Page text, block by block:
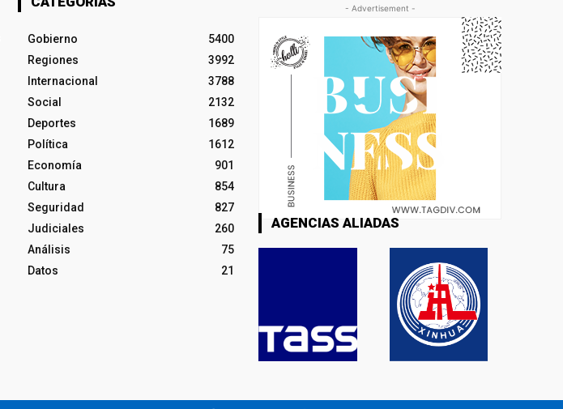
Gobierno
5400
Regiones
3992
Internacional
3788
Social
2132
Deportes
1689
Política
1612
Economía
901
Cultura
854
Seguridad
827
Judiciales
260
Análisis
75
Datos
21
- Advertisement -
AGENCIAS ALIADAS